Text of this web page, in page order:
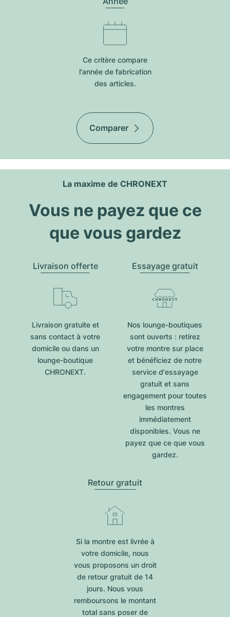
Ce critère compare
l'année de fabrication
des articles.
Comparer
La maxime de CHRONEXT
Vous ne payez que ce
que vous gardez
Livraison offerte
Livraison gratuite et
sans contact à votre
domicile ou dans un
lounge-boutique
CHRONEXT.
Essayage gratuit
Nos lounge-boutiques
sont ouverts : retirez
votre montre sur place
et bénéficiez de notre
service d'essayage
gratuit et sans
engagement pour toutes
les montres
immédiatement
disponibles. Vous ne
payez que ce que vous
gardez.
Retour gratuit
Si la montre est livrée à
votre domicile, nous
vous proposons un droit
de retour gratuit de 14
jours. Nous vous
remboursons le montant
total sans poser de